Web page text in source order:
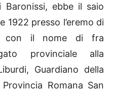
Baronissi, ebbe il saio
1922 presso l’eremo di
con il nome di fra
provinciale alla
Guardiano della
Romana San